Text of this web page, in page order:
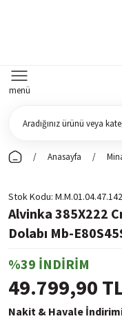
menü
Anasayfa
Stok Kodu
Alvinka 385X222
Dolabı Mb-
%39 İNDİRİM
49.799,90
Nakit & Havale